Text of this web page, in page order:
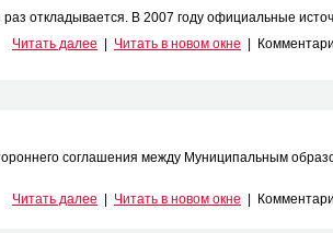
раз откладывается. В 2007 году официальные
Читать далее
Читать в новом окне
соглашения между Муниципальным
Читать далее
Читать в новом окне